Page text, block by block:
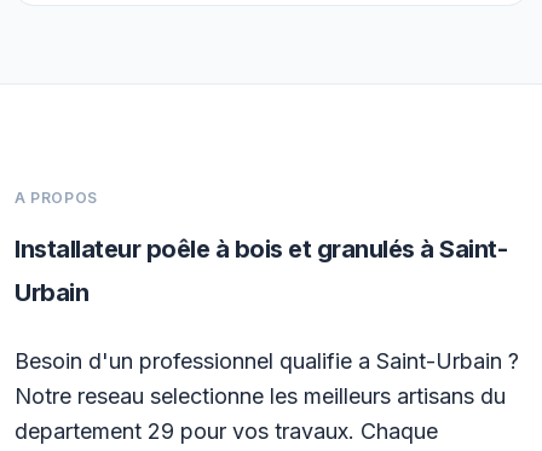
A PROPOS
Installateur poêle à bois et granulés à Saint-
Urbain
Besoin d'un professionnel qualifie a Saint-Urbain ?
Notre reseau selectionne les meilleurs artisans du
departement 29 pour vos travaux. Chaque